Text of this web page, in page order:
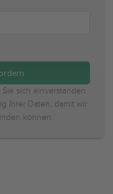
sich einverstanden
Ihrer Daten, damit wir
können.